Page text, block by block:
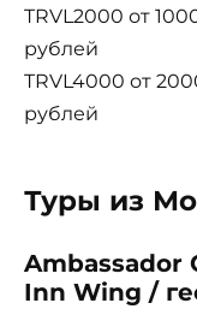
TRVL2000 от
рублей
TRVL4000 от
рублей
Туры из
Ambassador
Inn Wing /